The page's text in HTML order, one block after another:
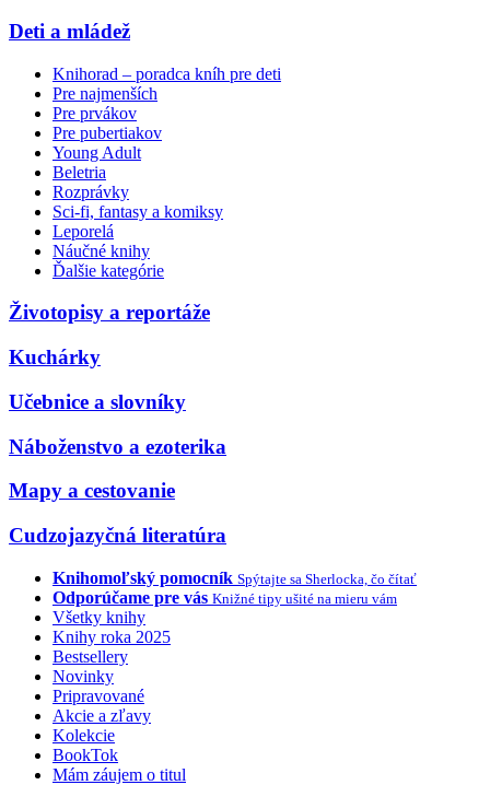
Deti a mládež
Knihorad – poradca kníh pre deti
Pre najmenších
Pre prvákov
Pre pubertiakov
Young Adult
Beletria
Rozprávky
Sci-fi, fantasy a komiksy
Leporelá
Náučné knihy
Ďalšie kategórie
Životopisy a reportáže
Kuchárky
Učebnice a slovníky
Náboženstvo a ezoterika
Mapy a cestovanie
Cudzojazyčná literatúra
Knihomoľský pomocník Spýtajte sa Sherlocka, čo čítať
Odporúčame pre vás Knižné tipy ušité na mieru vám
Všetky knihy
Knihy roka 2025
Bestsellery
Novinky
Pripravované
Akcie a zľavy
Kolekcie
BookTok
Mám záujem o titul